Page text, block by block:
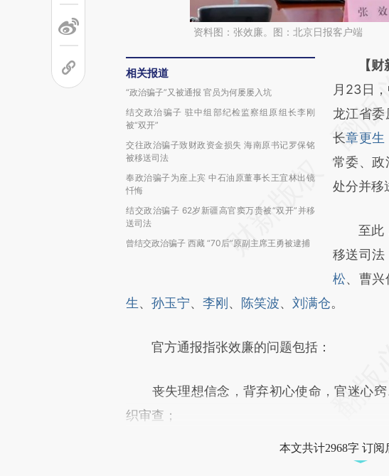
资料图：张效廉。图：北京日报客户端
相关报道
“政治骗子”又被通报 官员为何屡屡入坑
结交政治骗子 驻中组部纪检监察组原组长李刚
被“双开”
交往政治骗子致财政资金损失 海南原书记罗保铭
被移送司法
奉政治骗子为座上宾 中石油原董事长王宜林出镜
忏悔
结交政治骗子 62岁新疆高官窦万贵被“双开”并移
送司法
曾结交政治骗子 西藏 “70后”原副主席王勇被逮捕
请务必
AI
[https://
(https://
成，可能
新观点和
【
月23日
龙江省
长章更生
常委、政
处分并移
至此，
移送司法
松、曹兴
生、 孙玉宁、 李刚 、 陈笑波、 刘满仓。
官方通报指张效廉的问题包括：
丧失理想信念，背弃初心使命，官迷心窍
织审查；
本文共计2968字 订阅